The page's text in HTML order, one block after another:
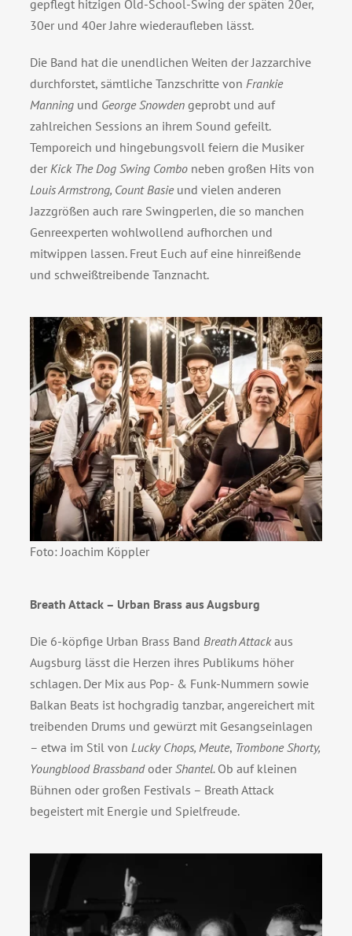
gepflegt hitzigen Old-School-Swing der späten 20er,
30er und 40er Jahre wiederaufleben lässt.
Die Band hat die unendlichen Weiten der Jazzarchive
durchforstet, sämtliche Tanzschritte von Frankie
Manningund George Snowdengeprobt und auf
zahlreichen Sessions an ihrem Sound gefeilt.
Temporeich und hingebungsvoll feiern die Musiker
der Kick The Dog Swing Comboneben großen Hits von
Louis Armstrong, Count Basieund vielen anderen
Jazzgrößen auch rare Swingperlen, die so manchen
Genreexperten wohlwollend aufhorchen und
mitwippen lassen. Freut Euch auf eine hinreißende
und schweißtreibende Tanznacht.
Foto: Joachim Köppler
Breath Attack – Urban Brass aus Augsburg
Die 6-köpfige Urban Brass Band Breath Attackaus
Augsburg lässt die Herzen ihres Publikums höher
schlagen. Der Mix aus Pop- & Funk-Nummern sowie
Balkan Beats ist hochgradig tanzbar, angereichert mit
treibenden Drums und gewürzt mit Gesangseinlagen
– etwa im Stil von Lucky Chops, Meute, Trombone Shorty,
Youngblood Brassbandoder Shantel. Ob auf kleinen
Bühnen oder großen Festivals – Breath Attack
begeistert mit Energie und Spielfreude.